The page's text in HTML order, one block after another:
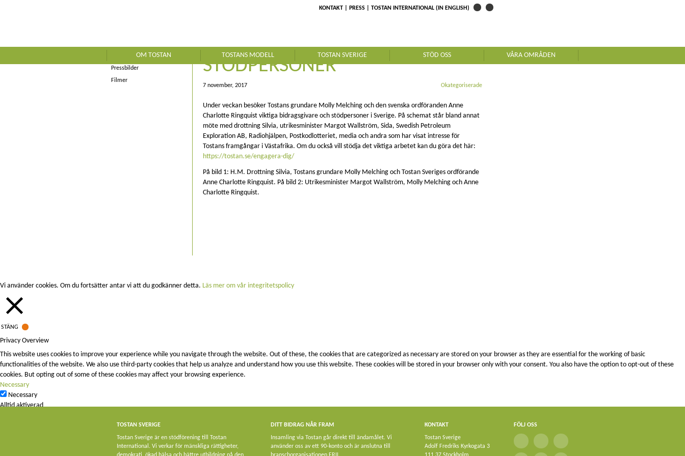
KONTAKT PRESS TOSTAN INTERNATIONAL (IN ENGLISH)
OM TOSTAN TOSTANS MODELL TOSTAN SVERIGE STÖD OSS VÅRA OMRÅDEN
Pressbilder
Filmer
TOSTAN TRÄFFAR VIKTIGA
STÖDPERSONER
7 november, 2017 Okategoriserade
Under veckan besöker Tostans grundare Molly Melching och den svenska ordföranden Anne
Charlotte Ringquist viktiga bidragsgivare och stödpersoner i Sverige. På schemat står bland annat
möte med drottning Silvia, utrikesminister Margot Wallström, Sida, Swedish Petroleum
Exploration AB, Radiohjälpen, Postkodlotteriet, media och andra som har visat intresse för
Tostans framgångar i Västafrika. Om du också vill stödja det viktiga arbetet kan dugöra det här:
https://tostan.se/engagera-dig/
På bild 1: H.M. Drottning Silvia, Tostans grundare Molly Melching och Tostan Sveriges ordförande
Anne Charlotte Ringquist. På bild 2: Utrikesminister Margot Wallström, Molly Melching och Anne
Charlotte Ringquist.
TOSTAN SVERIGE
Tostan Sverige är en stödförening till Tostan
International. Vi verkar för mänskliga rättigheter,
DITT BIDRAG NÅR FRAM
Insamling via Tostan går direkt till ändamålet. Vi
använder oss av ett 90-konto och är anslutna till
KONTAKT
Tostan Sverige
Adolf Fredriks Kyrkogata 3
FÖLJ OSS
Vi använder cookies. Om du fortsätter antar vi att du godkänner detta. Läs mer om vår integritetspolicy
STÄNG
Privacy Overview
This website uses cookies to improve your experience while you navigate through the website. Out of these, the cookies that are categorized as necessary are stored on your browser as they are essential for the working of basic
functionalities of the website. We also use third-party cookies that help us analyze and understand how you use this website. These cookies will be stored in your browser only with your consent. You also have the option to opt-out of these
cookies. But opting out of some of these cookies may affect your browsing experience.
Necessary
Necessary
Alltid aktiverad
Any cookies that may not be particularly necessary for the website to function and is used specifically to collect user personal data via analytics, ads, other embedded contents are termed as non-necessary cookies. It is mandatory to procure